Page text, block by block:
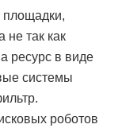
площадки,
так как
ресурс в виде
системы
роботов